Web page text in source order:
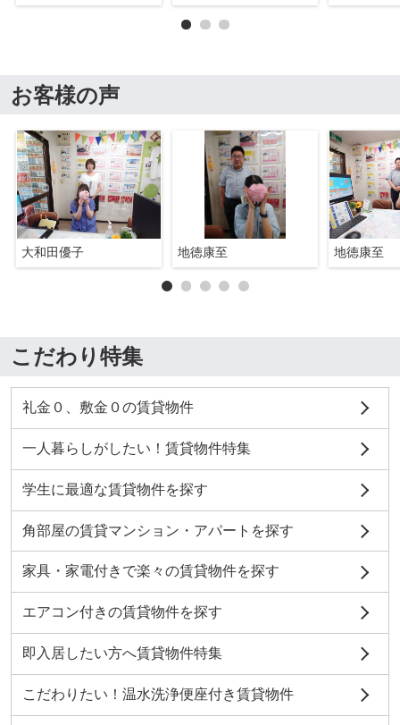
お客様の声
大和田優子 地徳康至 地徳康至
こだわり特集
礼金０、敷金０の賃貸物件
一人暮らしがしたい！賃貸物件特集
学生に最適な賃貸物件を探す
角部屋の賃貸マンション・アパートを探す
家具・家電付きで楽々の賃貸物件を探す
エアコン付きの賃貸物件を探す
即入居したい方へ賃貸物件特集
こだわりたい！温水洗浄便座付き賃貸物件